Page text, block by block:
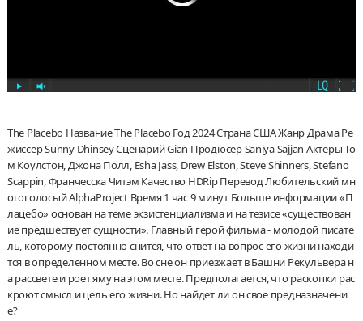
The Placebo Название The Placebo Год 2024 Страна США Жанр Драма Ре
жиссер Sunny Dhinsey Сценарий Gian Продюсер Saniya Sajjan Актеры То
м Коулстон, Джона Полл, Esha Jass, Drew Elston, Steve Shinners, Stefano
Scappin, Франчесска Читэм Качество HDRip Перевод Любительский мн
огоголосый AlphaProject Время 1 час 9 минут Больше информации «П
лацебо» основан на теме экзистенциализма и на тезисе «существован
ие предшествует сущности». Главный герой фильма - молодой писате
ль, которому постоянно снится, что ответ на вопрос его жизни находи
тся в определенном месте. Во сне он приезжает в Башни Рекульвера н
а рассвете и роет яму на этом месте. Предполагается, что раскопки рас
кроют смысл и цель его жизни. Но найдет ли он свое предназначени
е?